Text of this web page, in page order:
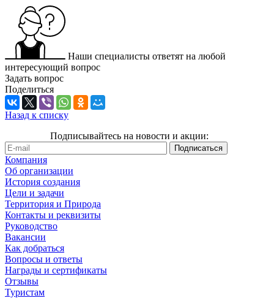
Наши специалисты ответят на любой
интересующий вопрос
Задать вопрос
Поделиться
Назад к списку
Подписывайтесь на новости и акции:
Компания
Об организации
История создания
Цели и задачи
Территория и Природа
Контакты и реквизиты
Руководство
Вакансии
Как добраться
Вопросы и ответы
Награды и сертификаты
Отзывы
Туристам